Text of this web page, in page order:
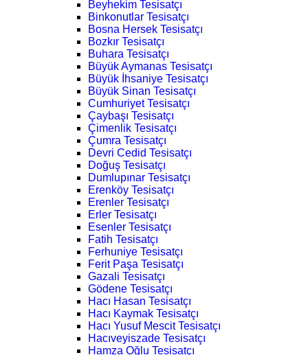
Beyhekim Tesisatçı
Binkonutlar Tesisatçı
Bosna Hersek Tesisatçı
Bozkır Tesisatçı
Buhara Tesisatçı
Büyük Aymanas Tesisatçı
Büyük İhsaniye Tesisatçı
Büyük Sinan Tesisatçı
Cumhuriyet Tesisatçı
Çaybaşı Tesisatçı
Çimenlik Tesisatçı
Çumra Tesisatçı
Devri Cedid Tesisatçı
Doğuş Tesisatçı
Dumlupınar Tesisatçı
Erenköy Tesisatçı
Erenler Tesisatçı
Erler Tesisatçı
Esenler Tesisatçı
Fatih Tesisatçı
Ferhuniye Tesisatçı
Ferit Paşa Tesisatçı
Gazali Tesisatçı
Gödene Tesisatçı
Hacı Hasan Tesisatçı
Hacı Kaymak Tesisatçı
Hacı Yusuf Mescit Tesisatçı
Hacıveyiszade Tesisatçı
Hamza Oğlu Tesisatçı